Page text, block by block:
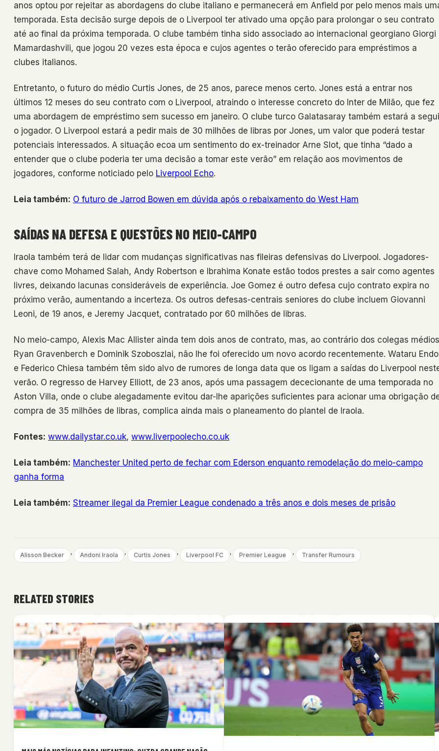
anos optou por rejeitar as abordagens do clube italiano e permanecerá em Anfield por pelo menos mais
temporada. Esta decisão surge depois de o Liverpool ter ativado uma opção para prolongar o seu contrato
até ao final da próxima temporada. O clube também tinha sido associado ao internacional georgiano Giorgi
Mamardashvili, que jogou 20 vezes esta época e cujos agentes o terão oferecido para empréstimos a
clubes italianos.
Entretanto, o futuro do médio Curtis Jones, de 25 anos, parece menos certo. Jones está a entrar nos
últimos 12 meses do seu contrato com o Liverpool, atraindo o interesse concreto do Inter de Milão, que fez
uma abordagem de empréstimo sem sucesso em janeiro. O clube turco Galatasaray também estará a
o jogador. O Liverpool estará a pedir mais de 30 milhões de libras por Jones, um valor que poderá testar
potenciais interessados. A situação ecoa um sentimento do ex-treinador Arne Slot, que tinha “dado a
entender que o clube poderia ter uma decisão a tomar este verão” em relação aos movimentos de
jogadores, conforme noticiado pelo Liverpool Echo.
Leia também: O futuro de Jarrod Bowen em dúvida após o rebaixamento do West Ham
SAÍDAS NA DEFESA E QUESTÕES NO MEIO-CAMPO
Iraola também terá de lidar com mudanças significativas nas fileiras defensivas do Liverpool. Jogadores-
chave como Mohamed Salah, Andy Robertson e Ibrahima Konate estão todos prestes a sair como agentes
livres, deixando lacunas consideráveis de experiência. Joe Gomez é outro defesa cujo contrato expira no
próximo verão, aumentando a incerteza. Os outros defesas-centrais seniores do clube incluem Giovanni
Leoni, de 19 anos, e Jeremy Jacquet, contratado por 60 milhões de libras.
No meio-campo, Alexis Mac Allister ainda tem dois anos de contrato, mas, ao contrário dos colegas médios
Ryan Gravenberch e Dominik Szoboszlai, não lhe foi oferecido um novo acordo recentemente. Wataru Endo
e Federico Chiesa também têm sido alvo de rumores de longa data que os ligam a saídas do Liverpool
verão. O regresso de Harvey Elliott, de 23 anos, após uma passagem dececionante de uma temporada no
Aston Villa, onde o clube alegadamente evitou dar-lhe aparições suficientes para acionar uma obrigação
compra de 35 milhões de libras, complica ainda mais o planeamento do plantel de Iraola.
Fontes: www.dailystar.co.uk, www.liverpoolecho.co.uk
Leia também: Manchester United perto de fechar com Ederson enquanto remodelação do meio-campo
ganha forma
Leia também: Streamer ilegal da Premier League condenado a três anos e dois meses de prisão
Alisson Becker , Andoni Iraola , Curtis Jones , Liverpool FC , Premier League , Transfer Rumours
RELATED STORIES